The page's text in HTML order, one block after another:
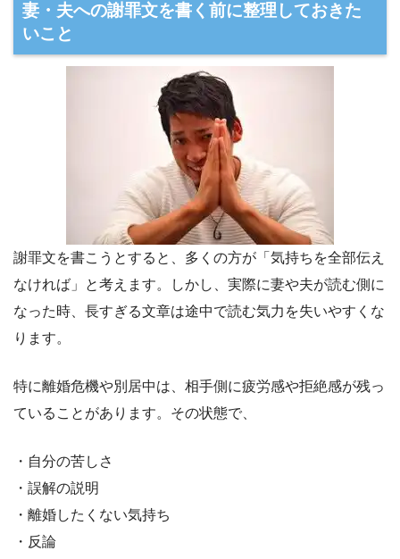
妻・夫への謝罪文を書く前に整理しておきた
いこと
謝罪文を書こうとすると、多くの方が「気持ちを全部伝え
なければ」と考えます。しかし、実際に妻や夫が読む側に
なった時、長すぎる文章は途中で読む気力を失いやすくな
ります。
特に離婚危機や別居中は、相手側に疲労感や拒絶感が残っ
ていることがあります。その状態で、
・自分の苦しさ
・誤解の説明
・離婚したくない気持ち
・反論